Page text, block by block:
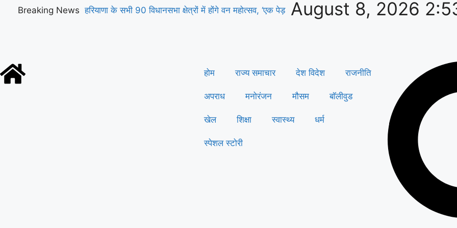
Breaking News हरियाणा के सभी 90 विधानसभा क्षेत्रों में होंगे वन महोत्सव, ‘एक पेड़ August 8, 2026
होम राज्य समाचार देश विदेश राजनीति
अपराध मनोरंजन मौसम बॉलीवुड
खेल शिक्षा स्वास्थ्य धर्म
स्पेशल स्टोरी